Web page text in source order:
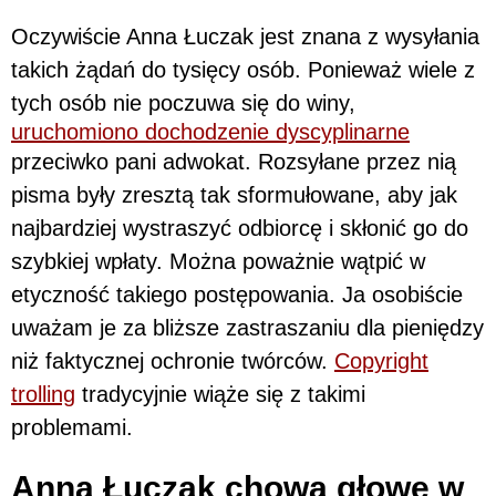
Oczywiście Anna Łuczak jest znana z wysyłania
takich żądań do tysięcy osób. Ponieważ wiele z
tych osób nie poczuwa się do winy,
uruchomiono dochodzenie dyscyplinarne
przeciwko pani adwokat. Rozsyłane przez nią
pisma były zresztą tak sformułowane, aby jak
najbardziej wystraszyć odbiorcę i skłonić go do
szybkiej wpłaty. Można poważnie wątpić w
etyczność takiego postępowania. Ja osobiście
uważam je za bliższe zastraszaniu dla pieniędzy
niż faktycznej ochronie twórców. Copyright
trolling tradycyjnie wiąże się z takimi
problemami.
Anna Łuczak chowa głowę w